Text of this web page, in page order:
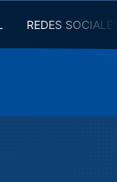
REDES